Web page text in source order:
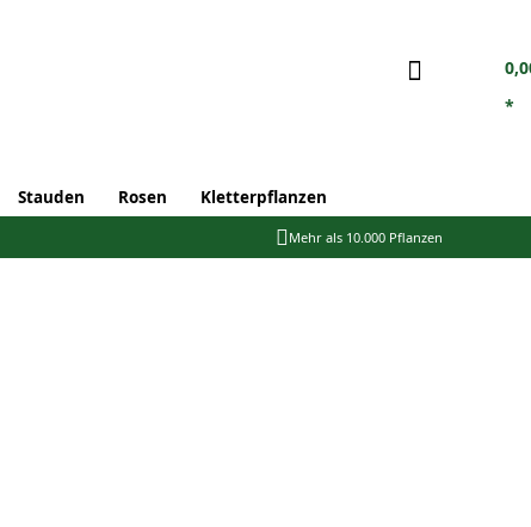
*
Stauden Rosen Kletterpflanzen
Mehr als 10.000 Pflanzen